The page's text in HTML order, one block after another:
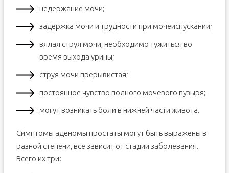
недержание мочи;
задержка мочи и трудности при мочеиспускании;
вялая струя мочи, необходимо тужиться во
время выхода урины;
струя мочи прерывистая;
постоянное чувство полного мочевого пузыря;
могут возникать боли в нижней части живота.
Симптомы аденомы простаты могут быть выражены в
разной степени, все зависит от стадии заболевания.
Всего их три: